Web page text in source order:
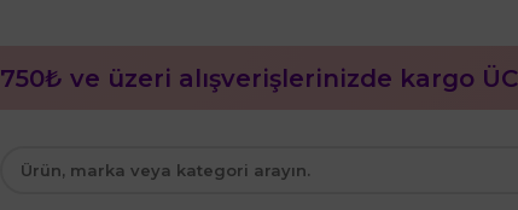
750₺ ve üzeri alışverişlerinizde kargo